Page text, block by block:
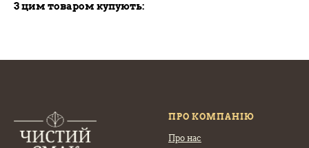
З цим товаром купують:
ПРО КОМПАНІЮ
Про нас